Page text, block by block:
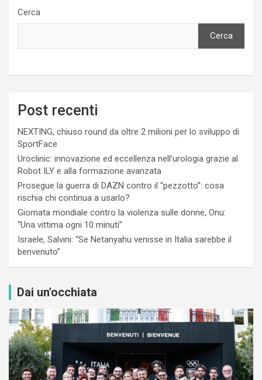
Cerca
Cerca
Post recenti
NEXTING, chiuso round da oltre 2 milioni per lo sviluppo di
SportFace
Uroclinic: innovazione ed eccellenza nell’urologia grazie al
Robot ILY e alla formazione avanzata
Prosegue la guerra di DAZN contro il “pezzotto”: cosa
rischia chi continua a usarlo?
Giornata mondiale contro la violenza sulle donne, Onu:
“Una vittima ogni 10 minuti”
Israele, Salvini: “Se Netanyahu venisse in Italia sarebbe il
benvenuto”
Dai un'occhiata